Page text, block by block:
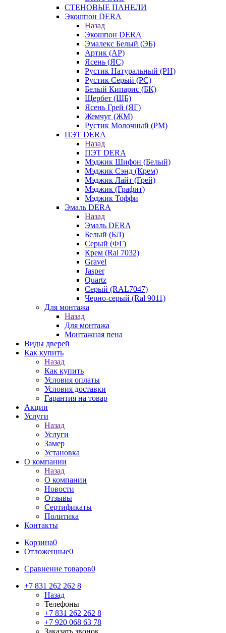
СТЕНОВЫЕ ПАНЕЛИ
Экошпон DERA
Назад
Экошпон DERA
Эмалекс Белый (ЭБ)
Артик (АР)
Ясень (ЯС)
Рустик Натуральный (РН)
Рустик Серый (РС)
Белый Кипарис (БК)
Щербет (ЩБ)
Ясень Грей (ЯГ)
Жемчуг (ЖМ)
Рустик Молочный (РМ)
ПЭТ DERA
Назад
ПЭТ DERA
Мэджик Шифон (Белый)
Мэджик Сэнд (Крем)
Мэджик Лайт (Грей)
Мэджик (Графит)
Мэджик Тоффи
Эмаль DERA
Назад
Эмаль DERA
Белый (БЛ)
Серый (ФГ)
Крем (Ral 7032)
Gravel
Jasper
Quartz
Серый (RAL7047)
Черно-серый (Ral 9011)
Для монтажа
Назад
Для монтажа
Монтажная пена
Виды дверей
Как купить
Назад
Как купить
Условия оплаты
Условия доставки
Гарантия на товар
Акции
Услуги
Назад
Услуги
Замер
Установка
О компании
Назад
О компании
Новости
Отзывы
Сертификаты
Политика
Контакты
Корзина0
Отложенные0
Сравнение товаров0
+7 831 262 262 8
Назад
Телефоны
+7 831 262 262 8
+7 920 068 63 78
Заказать звонок